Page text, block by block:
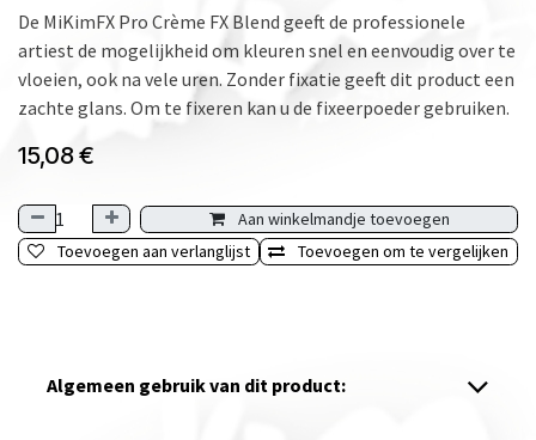
De MiKimFX Pro Crème FX Blend geeft de professionele
artiest de mogelijkheid om kleuren snel en eenvoudig over te
vloeien, ook na vele uren. Zonder fixatie geeft dit product een
zachte glans. Om te fixeren kan u de fixeerpoeder gebruiken.
15,08€
Aan winkelmandje toevoegen
Toevoegen om te vergelijken
Toevoegen aan verlanglijst
Algemeen gebruik van dit product: